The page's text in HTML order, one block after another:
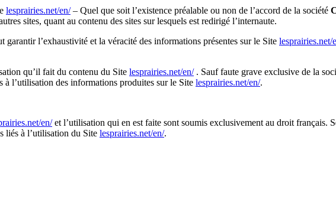
lesprairies.net/en/– Quel que soit l’existence préalable ou non de l’accord de la société
sites, quant au contenu des sites sur lesquels est redirigé l’internaute.
garantir l’exhaustivité et la véracité des informations présentes sur le Site lesprairies.net/
qu’il fait du contenu du Site lesprairies.net/en/. Sauf faute grave exclusive de la
à l’utilisation des informations produites sur le Site lesprairies.net/en/.
en/et l’utilisation qui en est faite sont soumis exclusivement au droit français.
liés à l’utilisation du Site lesprairies.net/en/.